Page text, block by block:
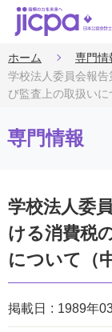
ホーム 専門情
学校法人委員会報
び監査上の取扱いに
専門情報
学校法人委
ける消費税
について（
掲載日 1989年